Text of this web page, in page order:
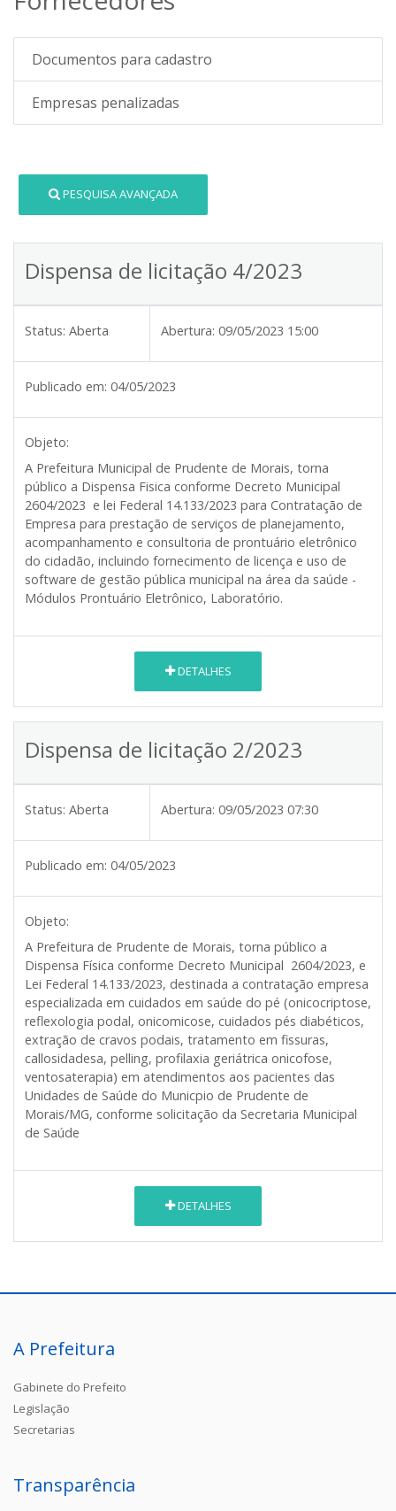
Documentos para cadastro
Empresas penalizadas
PESQUISA AVANÇADA
Dispensa de licitação 4/2023
Status: Aberta Abertura: 09/05/2023 15:00
Publicado em: 04/05/2023
Objeto:
A Prefeitura Municipal de Prudente de Morais, torna
público a Dispensa Fisica conforme Decreto Municipal
2604/2023 e lei Federal 14.133/2023 para Contratação de
Empresa para prestação de serviços de planejamento,
acompanhamento e consultoria de prontuário eletrônico
do cidadão, incluindo fornecimento de licença e uso de
software de gestão pública municipal na área da saúde -
Módulos Prontuário Eletrônico, Laboratório.
DETALHES
Dispensa de licitação 2/2023
Status: Aberta Abertura: 09/05/2023 07:30
Publicado em: 04/05/2023
Objeto:
A Prefeitura de Prudente de Morais, torna público a
Dispensa Física conforme Decreto Municipal 2604/2023, e
Lei Federal 14.133/2023, destinada a contratação empresa
especializada em cuidados em saúde do pé (onicocriptose,
reflexologia podal, onicomicose, cuidados pés diabéticos,
extração de cravos podais, tratamento em fissuras,
callosidadesa, pelling, profilaxia geriátrica onicofose,
ventosaterapia) em atendimentos aos pacientes das
Unidades de Saúde do Municpio de Prudente de
Morais/MG, conforme solicitação da Secretaria Municipal
de Saúde
DETALHES
A Prefeitura
Gabinete do Prefeito
Legislação
Secretarias
Transparência